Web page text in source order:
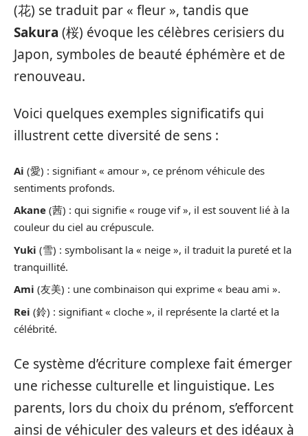
(花) se traduit par « fleur », tandis que
Sakura (桜) évoque les célèbres cerisiers du
Japon, symboles de beauté éphémère et de
renouveau.
Voici quelques exemples significatifs qui
illustrent cette diversité de sens :
Ai (愛) : signifiant « amour », ce prénom véhicule des
sentiments profonds.
Akane (茜) : qui signifie « rouge vif », il est souvent lié à la
couleur du ciel au crépuscule.
Yuki (雪) : symbolisant la « neige », il traduit la pureté et la
tranquillité.
Ami (友美) : une combinaison qui exprime « beau ami ».
Rei (鈴) : signifiant « cloche », il représente la clarté et la
célébrité.
Ce système d’écriture complexe fait émerger
une richesse culturelle et linguistique. Les
parents, lors du choix du prénom, s’efforcent
ainsi de véhiculer des valeurs et des idéaux à